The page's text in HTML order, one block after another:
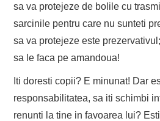
sa va protejeze de bolile cu
sarcinile pentru care nu sunteti
sa va protejeze este
sa le faca pe amandoua!
Iti doresti copii? E minunat! Dar
responsabilitatea, sa iti schimbi
renunti la tine in favoarea lui?